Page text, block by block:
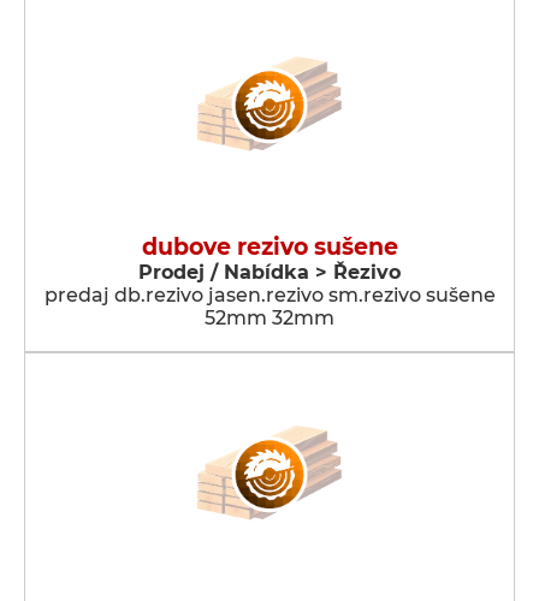
dubove rezivo sušene
Prodej / Nabídka > Řezivo
predaj db.rezivo jasen.rezivo sm.rezivo sušene
52mm 32mm